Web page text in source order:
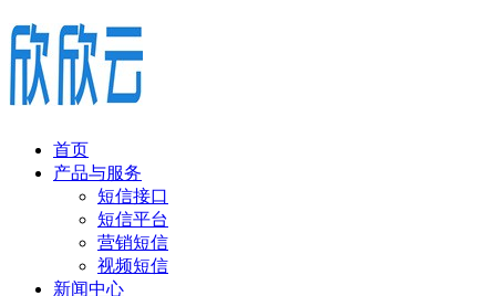
首页
产品与服务
短信接口
短信平台
营销短信
视频短信
新闻中心